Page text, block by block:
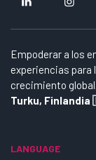
Empoderar a los
experiencias para
crecimiento global.
Turku,
LANGUAGE